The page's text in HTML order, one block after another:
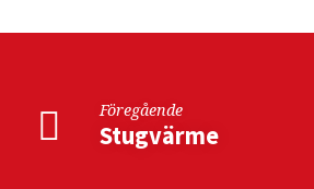
Föregående
Stugvärme